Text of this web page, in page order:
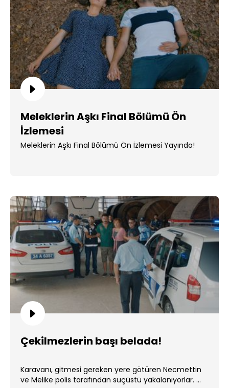
Meleklerin Aşkı Final Bölümü Ön
İzlemesi
Meleklerin Aşkı Final Bölümü Ön İzlemesi Yayında!
Çekilmezlerin başı belada!
Karavanı, gitmesi gereken yere götüren Necmettin
ve Melike polis tarafından suçüstü yakalanıyorlar. ...